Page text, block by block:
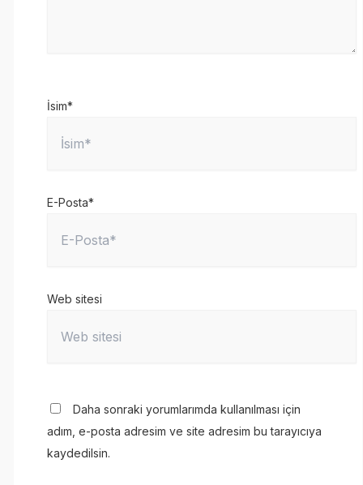
İsim*
E-Posta*
Web sitesi
Daha sonraki yorumlarımda kullanılması için
adım, e-posta adresim ve site adresim bu tarayıcıya
kaydedilsin.